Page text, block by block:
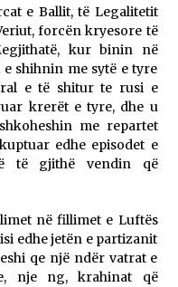
e Ballit, të Legalitetit
forcën kryesore të
kur binin në
shihnin me sytë e tyre
e të shitur te rusi e
krerët e tyre, dhe u
me repartet
edhe episodet e
të gjithë vendin që
në fillimet e Luftës
edhe jetën e partizanit
qe një ndër vatrat e
nje ng, krahinat që